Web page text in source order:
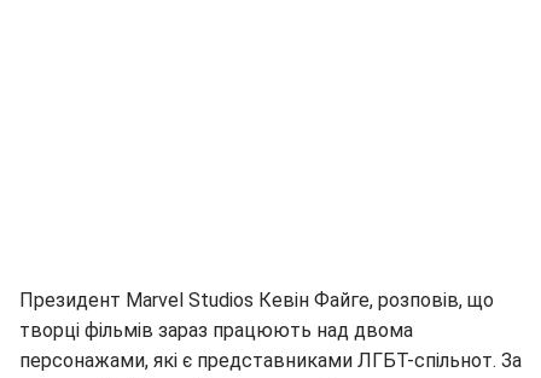
Президент Marvel Studios Кевін Файге, розповів, що
творці фільмів зараз працюють над двома
персонажами, які є представниками ЛГБТ-спільнот. За